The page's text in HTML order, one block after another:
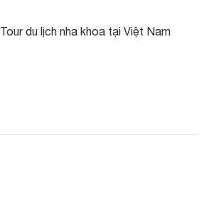
Tour du lịch nha khoa tại Việt Nam